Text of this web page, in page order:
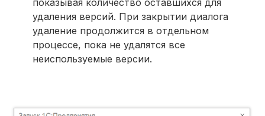
показывая количество оставшихся для
удаления версий. При закрытии диалога
удаление продолжится в отдельном
процессе, пока не удалятся все
неиспользуемые версии.